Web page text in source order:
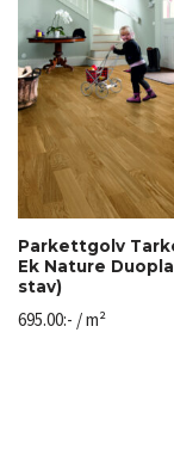
Parkettgolv
Ek Nature
stav)
695.00:- / m²